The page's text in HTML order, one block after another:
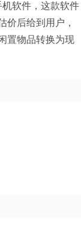
软件，这款软件
价后给到用户，
置物品转换为现